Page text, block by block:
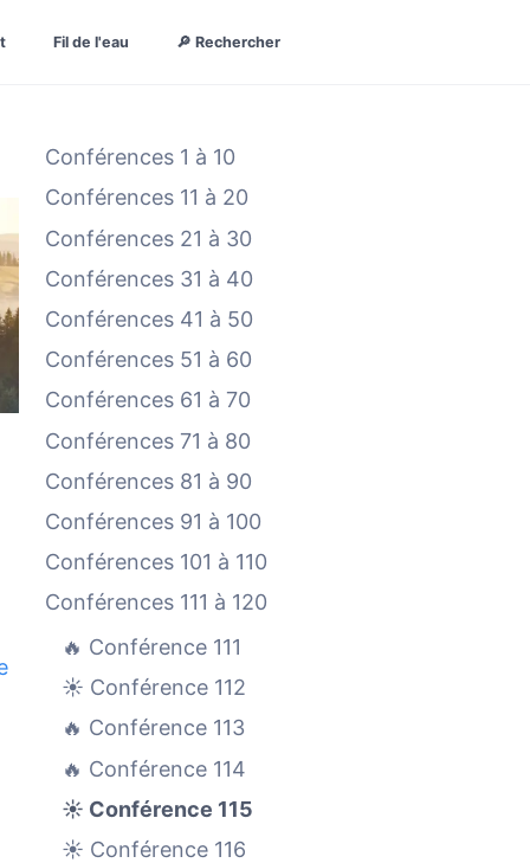
Fil de l'eau 🔎 Rechercher
Conférences 1 à 10
Conférences 11 à 20
Conférences 21 à 30
Conférences 31 à 40
Conférences 41 à 50
Conférences 51 à 60
Conférences 61 à 70
Conférences 71 à 80
Conférences 81 à 90
Conférences 91 à 100
Conférences 101 à 110
Conférences 111 à 120
🔥 Conférence 111
☀️ Conférence 112
🔥 Conférence 113
🔥 Conférence 114
☀️ Conférence 115
☀️ Conférence 116